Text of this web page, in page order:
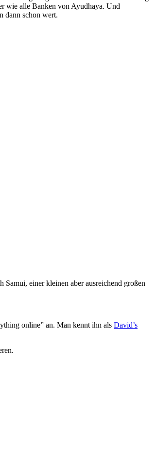
wie alle Banken von Ayudhaya. Und
dann schon wert.
einer kleinen aber ausreichend großen
online” an. Man kennt ihn als David’s